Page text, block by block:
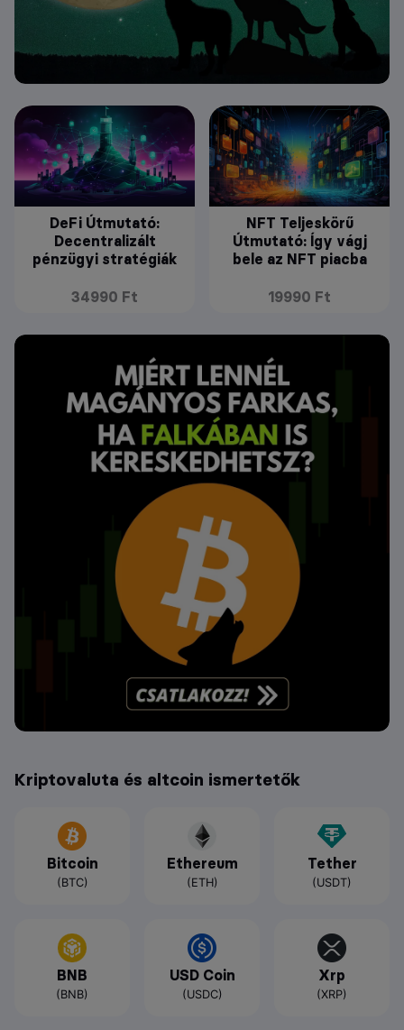
DeFi Útmutató:
Decentralizált
pénzügyi stratégiák
34990 Ft
NFT Teljeskörű
Útmutató: Így vágj
bele az NFT piacba
19990 Ft
Kriptovaluta és altcoin ismertetők
Bitcoin
(BTC)
Ethereum
(ETH)
Tether
(USDT)
BNB
(BNB)
USD Coin
(USDC)
Xrp
(XRP)